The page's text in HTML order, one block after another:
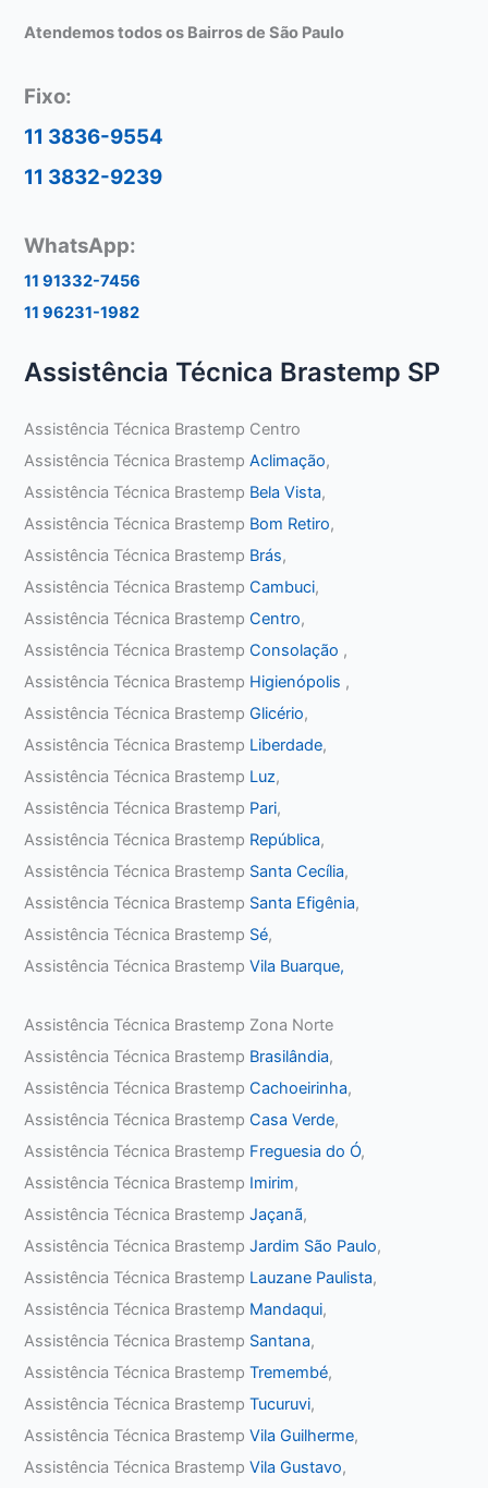
Atendemos todos os Bairros de São Paulo
Fixo:
11 3836-9554
11 3832-9239
WhatsApp:
11 91332-7456
11 96231-1982
Assistência Técnica Brastemp SP
Assistência Técnica Brastemp Centro
Assistência Técnica BrastempAclimação,
Assistência Técnica Brastemp Bela Vista,
Assistência Técnica Brastemp Bom Retiro,
Assistência Técnica Brastemp Brás,
Assistência Técnica BrastempCambuci,
Assistência Técnica BrastempCentro,
Assistência Técnica BrastempConsolação ,
Assistência Técnica Brastemp Higienópolis ,
Assistência Técnica BrastempGlicério,
Assistência Técnica Brastemp Liberdade,
Assistência Técnica Brastemp Luz,
Assistência Técnica Brastemp Pari,
Assistência Técnica Brastemp República,
Assistência Técnica Brastemp Santa Cecília,
Assistência Técnica Brastemp Santa Efigênia,
Assistência Técnica Brastemp Sé,
Assistência Técnica BrastempVila Buarque,
Assistência Técnica Brastemp Zona Norte
Assistência Técnica Brastemp Brasilândia,
Assistência Técnica BrastempCachoeirinha,
Assistência Técnica BrastempCasa Verde,
Assistência Técnica Brastemp Freguesia do Ó,
Assistência Técnica Brastemp Imirim,
Assistência Técnica BrastempJaçanã,
Assistência Técnica BrastempJardim São Paulo,
Assistência Técnica Brastemp Lauzane Paulista,
Assistência Técnica Brastemp Mandaqui,
Assistência Técnica Brastemp Santana,
Assistência Técnica BrastempTremembé,
Assistência Técnica BrastempTucuruvi,
Assistência Técnica BrastempVila Guilherme,
Assistência Técnica BrastempVila Gustavo,